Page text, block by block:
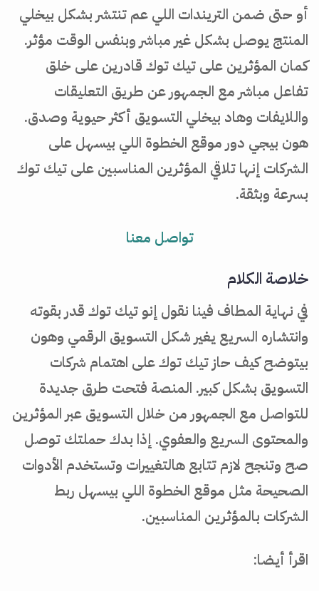
أو حتى ضمن التريندات اللي عم تنتشر بشكل بيخلي
المنتج يوصل بشكل غير مباشر وبنفس الوقت مؤثر.
كمان المؤثرين على تيك توك قادرين على خلق
تفاعل مباشر مع الجمهور عن طريق التعليقات
واللايفات وهاد بيخلي التسويق أكثر حيوية وصدق.
هون بيجي دور موقع الخطوة اللي بيسهل على
الشركات إنها تلاقي المؤثرين المناسبين على تيك توك
بسرعة وبثقة.
تواصل معنا
خلاصة الكلام
في نهاية المطاف فينا نقول إنو تيك توك قدر بقوته
وانتشاره السريع يغير شكل التسويق الرقمي وهون
بيتوضح كيف حاز تيك توك على اهتمام شركات
التسويق بشكل كبير. المنصة فتحت طرق جديدة
للتواصل مع الجمهور من خلال التسويق عبر المؤثرين
والمحتوى السريع والعفوي. إذا بدك حملتك توصل
صح وتنجح لازم تتابع هالتغييرات وتستخدم الأدوات
الصحيحة مثل موقع الخطوة اللي بيسهل ربط
الشركات بالمؤثرين المناسبين.
اقرأ أيضا: